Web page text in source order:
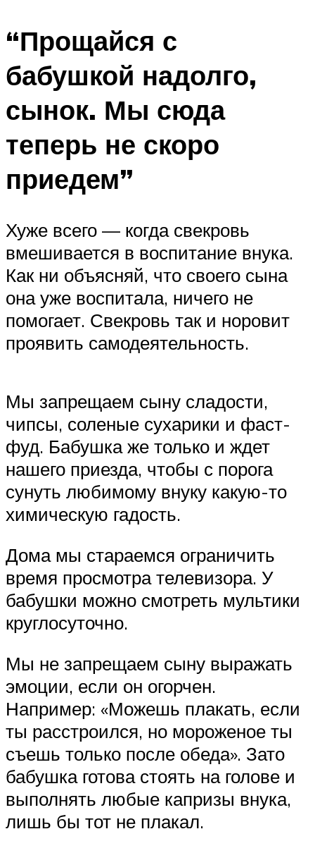
“Прощайся с
бабушкой надолго,
сынок. Мы сюда
теперь не скоро
приедем”
Хуже всего — когда свекровь
вмешивается в воспитание внука.
Как ни объясняй, что своего сына
она уже воспитала, ничего не
помогает. Свекровь так и норовит
проявить самодеятельность.
Мы запрещаем сыну сладости,
чипсы, соленые сухарики и фаст-
фуд. Бабушка же только и ждет
нашего приезда, чтобы с порога
сунуть любимому внуку какую-то
химическую гадость.
Дома мы стараемся ограничить
время просмотра телевизора. У
бабушки можно смотреть мультики
круглосуточно.
Мы не запрещаем сыну выражать
эмоции, если он огорчен.
Например: «Можешь плакать, если
ты расстроился, но мороженое ты
съешь только после обеда». Зато
бабушка готова стоять на голове и
выполнять любые капризы внука,
лишь бы тот не плакал.